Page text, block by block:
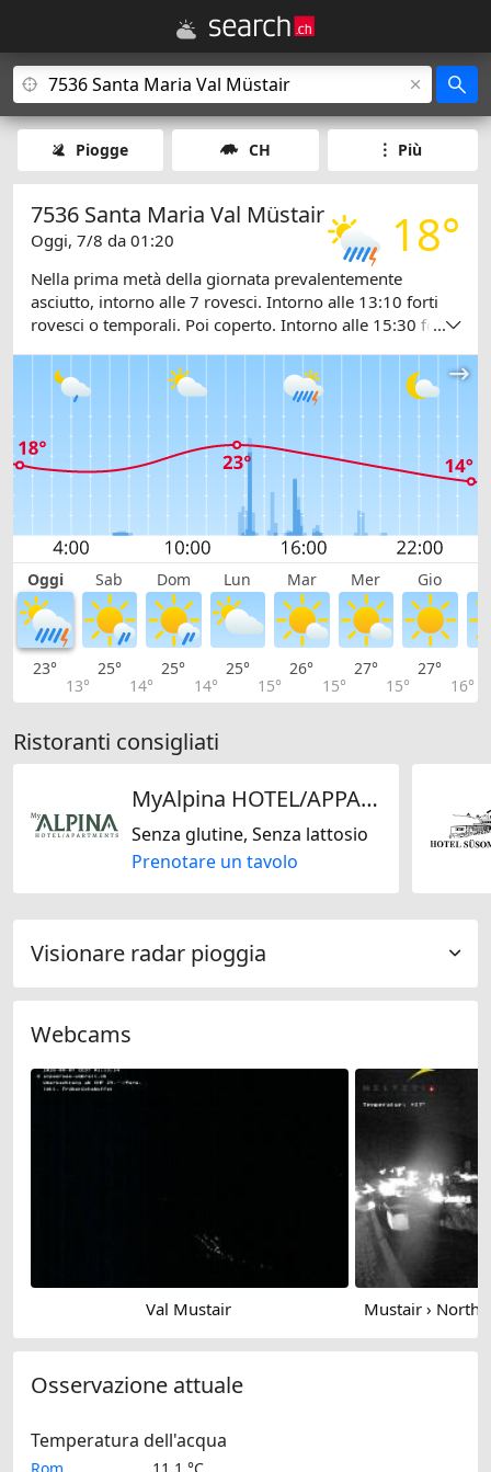
Piogge CH Più
18°
7536 Santa Maria Val Müstair
Oggi, 7/8 da 01:20
Nella prima metà della giornata prevalentemente
asciutto, intorno alle 7 rovesci. Intorno alle 13:10 forti
rovesci o temporali. Poi coperto. Intorno alle 15:30 forti
14 e 23 gradi.
...
Oggi Sab Dom Lun Mar Mer Gio
23°
13°
25°
14°
25°
14°
25°
15°
26°
15°
27°
15°
27°
16°
Ristoranti consigliati
MyAlpina HOTEL/APPARTMENTS
Senza glutine, Senza lattosio
Prenotare un tavolo
Visionare radar pioggia
Webcams
Val Mustair
Osservazione attuale
Temperatura dell'acqua